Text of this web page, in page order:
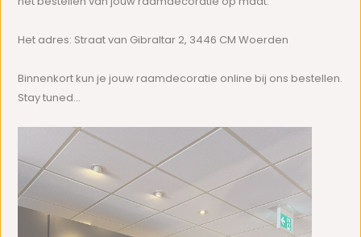
Het adres: Straat van Gibraltar 2, 3446 CM Woerden
Binnenkort kun je jouw raamdecoratie online bij ons bestellen.
Stay tuned...